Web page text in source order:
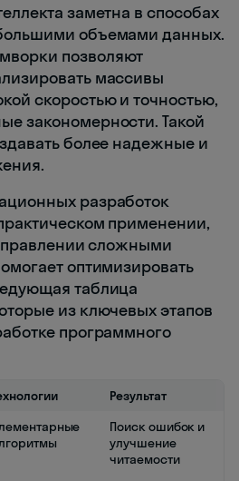
заметна в способах
объемами данных.
позволяют
массивы
скоростью и точностью,
закономерности. Такой
более надежные и
разработок
применении,
сложными
оптимизировать
таблица
из ключевых этапов
программного
Результат
Поиск ошибок и
улучшение
читаемости